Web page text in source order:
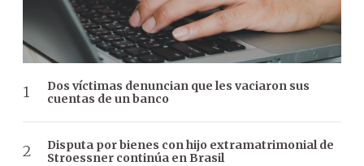
Dos víctimas denuncian que les vaciaron sus
cuentas de un banco
Disputa por bienes con hijo extramatrimonial de
Stroessner continúa en Brasil